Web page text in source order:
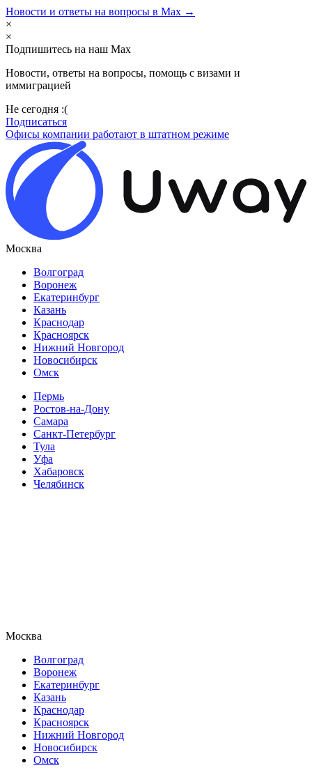
Новости и ответы на вопросы в Max →
×
×
Подпишитесь на наш Max
Новости, ответы на вопросы, помощь с визами и
иммиграцией
Не сегодня :(
Подписаться
Офисы компании работают в штатном режиме
Москва
Волгоград
Воронеж
Екатеринбург
Казань
Краснодар
Красноярск
Нижний Новгород
Новосибирск
Омск
Пермь
Ростов-на-Дону
Самара
Санкт-Петербург
Тула
Уфа
Хабаровск
Челябинск
Москва
Волгоград
Воронеж
Екатеринбург
Казань
Краснодар
Красноярск
Нижний Новгород
Новосибирск
Омск